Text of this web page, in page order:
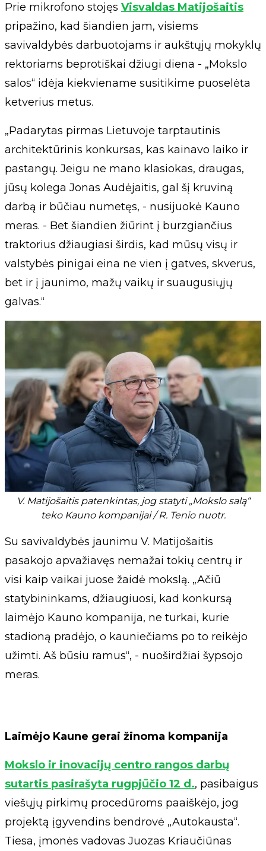
Prie mikrofono stojęs Visvaldas Matijošaitis
pripažino, kad šiandien jam, visiems
savivaldybės darbuotojams ir aukštųjų mokyklų
rektoriams beprotiškai džiugi diena - „Mokslo
salos“ idėja kiekviename susitikime puoselėta
ketverius metus.
„Padarytas pirmas Lietuvoje tarptautinis
architektūrinis konkursas, kas kainavo laiko ir
pastangų. Jeigu ne mano klasiokas, draugas,
jūsų kolega Jonas Audėjaitis, gal šį kruviną
darbą ir būčiau numetęs, - nusijuokė Kauno
meras. - Bet šiandien žiūrint į burzgiančius
traktorius džiaugiasi širdis, kad mūsų visų ir
valstybės pinigai eina ne vien į gatves, skverus,
bet ir į jaunimo, mažų vaikų ir suaugusiųjų
galvas.“
V. Matijošaitis patenkintas, jog statyti „Mokslo salą“
teko Kauno kompanijai / R. Tenio nuotr.
Su savivaldybės jaunimu V. Matijošaitis
pasakojo apvažiavęs nemažai tokių centrų ir
visi kaip vaikai juose žaidė mokslą. „Ačiū
statybininkams, džiaugiuosi, kad konkursą
laimėjo Kauno kompanija, ne turkai, kurie
stadioną pradėjo, o kauniečiams po to reikėjo
užimti. Aš būsiu ramus“, - nuoširdžiai šypsojo
meras.
Laimėjo Kaune gerai žinoma kompanija
Mokslo ir inovacijų centro rangos darbų
sutartis pasirašyta rugpjūčio 12 d., pasibaigus
viešųjų pirkimų procedūroms paaiškėjo, jog
projektą įgyvendins bendrovė „Autokausta“.
Tiesa, įmonės vadovas Juozas Kriaučiūnas